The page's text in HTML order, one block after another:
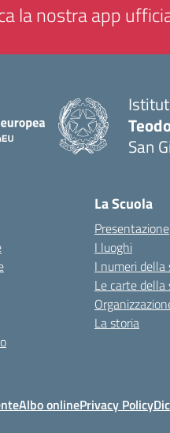
la nostra app
San
La Scuola
Presentazione
I luoghi
I numeri della
Le carte della
La storia
Albo onlinePrivacy Policy